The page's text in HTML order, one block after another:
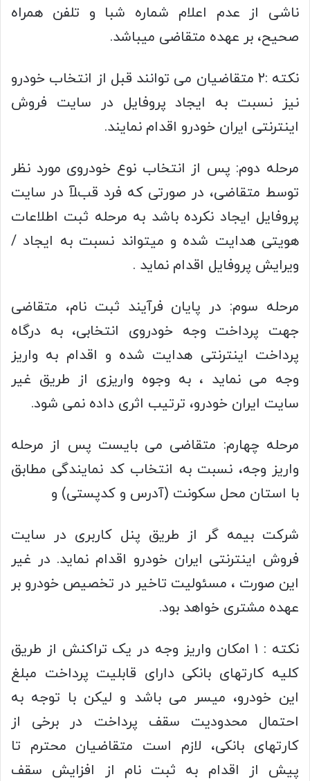
ناشی از عدم اعلام شماره شبا و تلفن همراه
صحیح، بر عهده متقاضی میباشد.
نکته :۲ متقاضیان می توانند قبل از انتخاب خودرو
نیز نسبت به ایجاد پروفایل در سایت فروش
اینترنتی ایران خودرو اقدام نمایند.
مرحله دوم: پس از انتخاب نوع خودروی مورد نظر
توسط متقاضی، در صورتی که فرد قبﻶ در سایت
پروفایل ایجاد نکرده باشد به مرحله ثبت اطلاعات
هویتی هدایت شده و میتواند نسبت به ایجاد /
ویرایش پروفایل اقدام نماید .
مرحله سوم: در پایان فرآیند ثبت نام، متقاضی
جهت پرداخت وجه خودروی انتخابی، به درگاه
پرداخت اینترنتی هدایت شده و اقدام به واریز
وجه می نماید ، به وجوه واریزی از طریق غیر
سایت ایران خودرو، ترتیب اثری داده نمی شود.
مرحله چهارم: متقاضی می بایست پس از مرحله
واریز وجه، نسبت به انتخاب کد نمایندگی مطابق
با استان محل سکونت (آدرس و کدپستی) و
شرکت بیمه گر از طریق پنل کاربری در سایت
فروش اینترنتی ایران خودرو اقدام نماید. در غیر
این صورت ، مسئولیت تاخیر در تخصیص خودرو بر
عهده مشتری خواهد بود.
نکته : ۱ امکان واریز وجه در یک تراکنش از طریق
کلیه کارتهای بانکی دارای قابلیت پرداخت مبلغ
این خودرو، میسر می باشد و لیکن با توجه به
احتمال محدودیت سقف پرداخت در برخی از
کارتهای بانکی، لازم است متقاضیان محترم تا
پیش از اقدام به ثبت نام از افزایش سقف